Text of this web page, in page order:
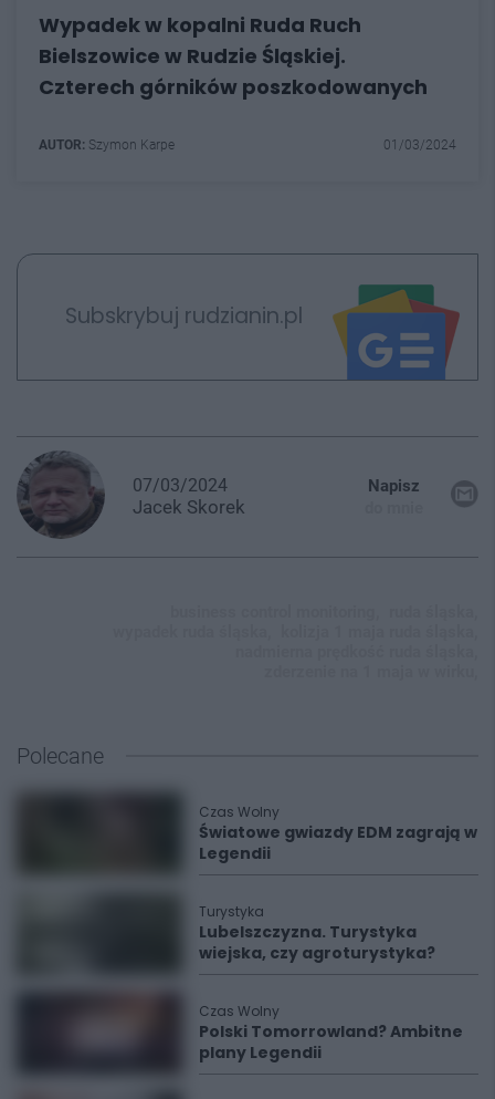
Wypadek w kopalni Ruda Ruch
Bielszowice w Rudzie Śląskiej.
Czterech górników poszkodowanych
AUTOR: Szymon Karpe 01/03/2024
Subskrybuj rudzianin.pl
07/03/2024
Jacek Skorek
Napisz
Polecane
Czas Wolny
Światowe gwiazdy EDM zagrają w
Legendii
Turystyka
Lubelszczyzna. Turystyka
wiejska, czy agroturystyka?
Czas Wolny
Polski Tomorrowland? Ambitne
plany Legendii